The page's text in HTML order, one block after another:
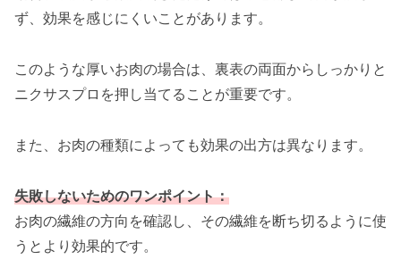
ず、効果を感じにくいことがあります。
このような厚いお肉の場合は、裏表の両面からしっかりと
ニクサスプロを押し当てることが重要です。
また、お肉の種類によっても効果の出方は異なります。
失敗しないためのワンポイント：
お肉の繊維の方向を確認し、その繊維を断ち切るように使
うとより効果的です。